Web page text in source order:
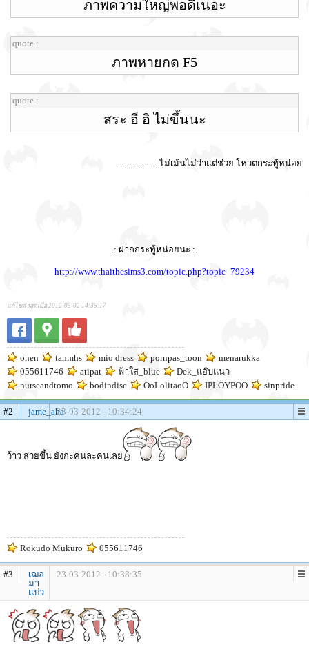
ภาพความใหญ่พอดีเนอะ
quote :
ภาพหายกด F5
quote :
สระ อี อิ ไม่ขึ้นนะ
....................ไม่เม้นไม่ว่าแต่ช่วย โหวตกระทู้หน่อย
.: ฝากกระทู้หน่อยนะ :.
http://www.thaithesims3.com/topic.php?topic=79234
แก้ไขล่าสุดเมื่อ 2012-05-02 14:35:17
ohen tanmhs mio dress pornpas_toon
menarukka
055611746
atipat ฟ้าใส_blue
Dek_แอ๊บแนว
nurseandtomo
bodindisc OoLolitaoO IPLOYPOO sinpride
#2 jame_aha23-03-2012 - 10:34:24
ว้าว สวยขึ้น ยังกะคนละคนเลย
Rokudo Mukuro 055611746
#3
เฌอ
มา
แปว
23-03-2012 - 10:38:35